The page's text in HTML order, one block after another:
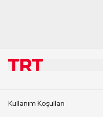
Kullanım Koşulları